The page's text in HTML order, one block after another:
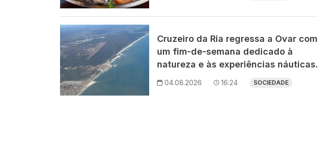
Imagem
Cruzeiro da Ria regressa a Ovar com
um fim-de-semana dedicado à
natureza e às experiências náuticas.
04.08.2026 16:24 SOCIEDADE